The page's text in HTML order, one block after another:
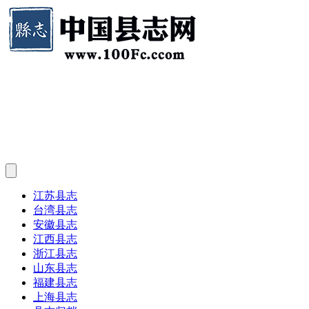
江苏县志
台湾县志
安徽县志
江西县志
浙江县志
山东县志
福建县志
上海县志